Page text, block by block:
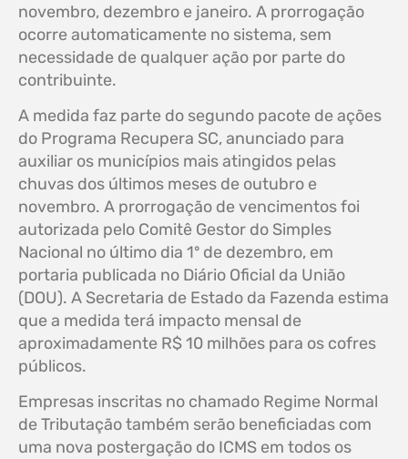
novembro, dezembro e janeiro. A prorrogação
ocorre automaticamente no sistema, sem
necessidade de qualquer ação por parte do
contribuinte.
A medida faz parte do segundo pacote de ações
do Programa Recupera SC, anunciado para
auxiliar os municípios mais atingidos pelas
chuvas dos últimos meses de outubro e
novembro. A prorrogação de vencimentos foi
autorizada pelo Comitê Gestor do Simples
Nacional no último dia 1º de dezembro, em
portaria publicada no Diário Oficial da União
(DOU). A Secretaria de Estado da Fazenda estima
que a medida terá impacto mensal de
aproximadamente R$ 10 milhões para os cofres
públicos.
Empresas inscritas no chamado Regime Normal
de Tributação também serão beneficiadas com
uma nova postergação do ICMS em todos os